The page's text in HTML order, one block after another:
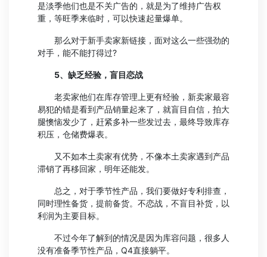
是淡季他们也是不关广告的，就是为了维持广告权
重，等旺季来临时，可以快速起量爆单。
那么对于新手卖家新链接，面对这么一些强劲的
对手，能不能打得过?
5、缺乏经验，盲目恋战
老卖家他们在库存管理上更有经验，新卖家最容
易犯的错是看到产品销量起来了，就盲目自信，拍大
腿懊恼发少了，赶紧多补一些发过去，最终导致库存
积压，仓储费爆表。
又不如本土卖家有优势，不像本土卖家遇到产品
滞销了再移回家，明年还能发。
总之，对于季节性产品，我们要做好专利排查，
同时理性备货，提前备货。不恋战，不盲目补货，以
利润为主要目标。
不过今年了解到的情况是因为库容问题，很多人
没有准备季节性产品，Q4直接躺平。